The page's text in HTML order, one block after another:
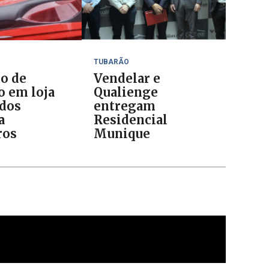
de
em loja
TUBARÃO
Vendelar e
Qualienge
entregam
Residencial
Munique